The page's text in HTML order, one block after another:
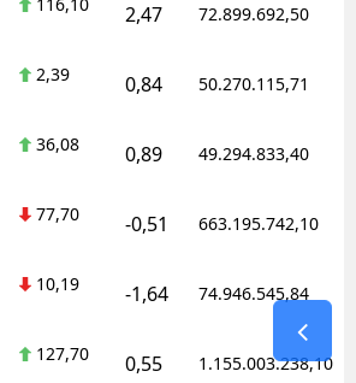
2,47 72.899.692,50
2,39 0,84 50.270.115,71
36,08 0,89 49.294.833,40
77,70 -0,51 663.195.742,10
10,19 -1,64 74.946.545,84
127,70 0,55 1.155.003.238,10